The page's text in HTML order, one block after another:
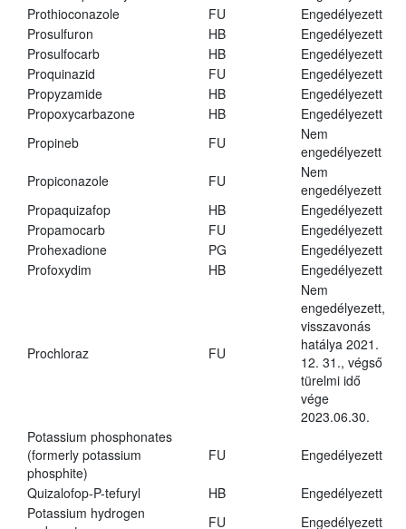
Prothioconazole
FU
Engedélyezett
Prosulfuron
HB
Engedélyezett
Prosulfocarb
HB
Engedélyezett
Proquinazid
FU
Engedélyezett
Propyzamide
HB
Engedélyezett
Propoxycarbazone
HB
Engedélyezett
Propineb
FU
Nem
engedélyezett
Propiconazole
FU
Nem
engedélyezett
Propaquizafop
HB
Engedélyezett
Propamocarb
FU
Engedélyezett
Prohexadione
PG
Engedélyezett
Profoxydim
HB Engedélyezett
Prochloraz FU
Nem
engedélyezett,
visszavonás
hatálya 2021.
12. 31., végső
türelmi idő
vége
2023.06.30.
Potassium phosphonates
(formerly potassium
phosphite)
FU Engedélyezett
Quizalofop-P-tefuryl HB
Engedélyezett
Potassium hydrogen
FU Engedélyezett